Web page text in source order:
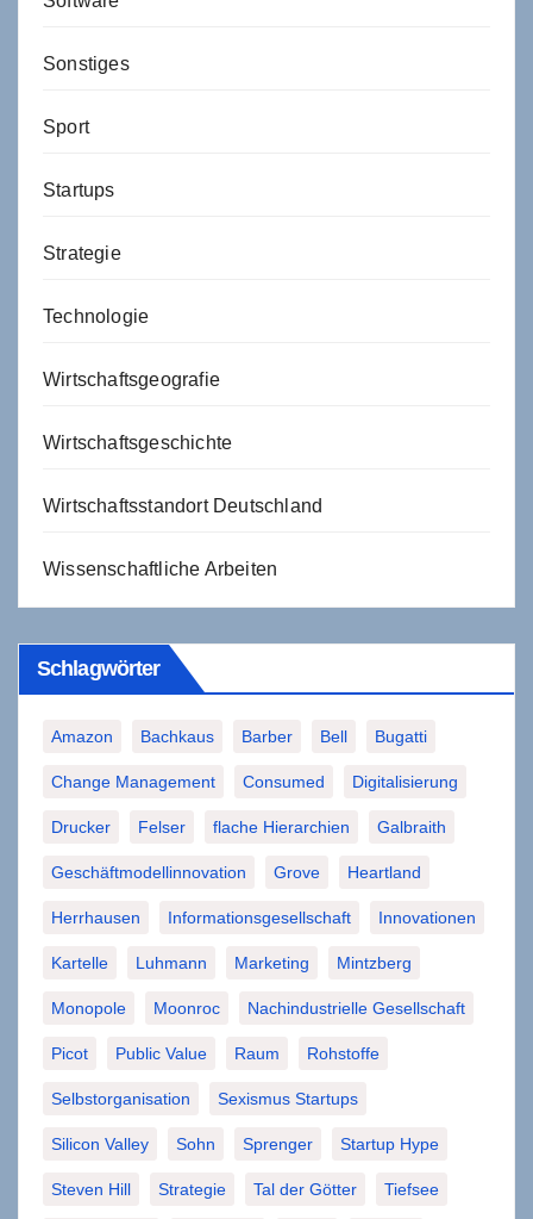
Sonstiges
Sport
Startups
Strategie
Technologie
Wirtschaftsgeografie
Wirtschaftsgeschichte
Wirtschaftsstandort Deutschland
Wissenschaftliche Arbeiten
Schlagwörter
Amazon Bachkaus Barber Bell Bugatti
Change Management Consumed Digitalisierung
Drucker Felser flache Hierarchien Galbraith
Geschäftmodellinnovation Grove Heartland
Herrhausen Informationsgesellschaft Innovationen
Kartelle Luhmann Marketing Mintzberg
Monopole Moonroc Nachindustrielle Gesellschaft
Picot Public Value Raum Rohstoffe
Selbstorganisation Sexismus Startups
Silicon Valley Sohn Sprenger Startup Hype
Steven Hill Strategie Tal der Götter Tiefsee